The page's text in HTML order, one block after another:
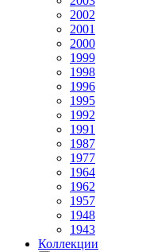
2002
2001
2000
1999
1998
1996
1995
1992
1991
1987
1977
1964
1962
1957
1948
1943
Коллекции